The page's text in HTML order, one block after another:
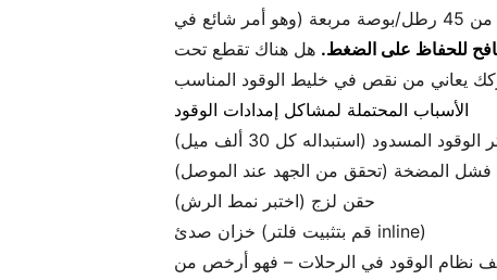
التوقف المفاجئ عند التقاطعات ليس محرجًا فحسب، بل هو خطر أيضًا. عندما ينخفض ضغط الوقود إلى أقل من 45 رطل/بوصة مربعة (وهو أمر شائع في
للحفاظ على الضغط. هل هناك تقطع تحت
الأسباب المحتملة لمشاكل إمدادات الوقود
الوقود المسدود (استبداله كل 30 ألف ميل)
فشل المضخة (تحقق من الجهد عند الموصل)
حقن لزج (اختبر نمط الرش)
خزان صدئ (قم بتثبيت فلتر inline)
نظام الوقود في الرحلات – فهو أرخص من